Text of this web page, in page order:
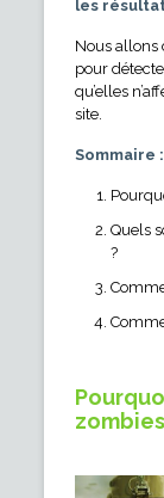
les
Nous allons
pour
qu’elles
site.
Sommaire :
Quels
?